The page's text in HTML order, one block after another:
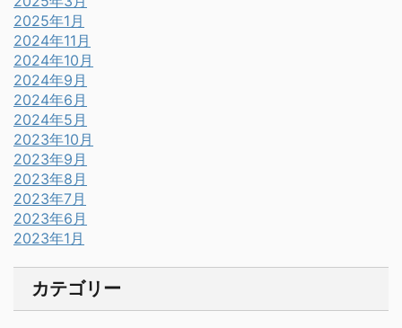
2025年1月
2024年11月
2024年10月
2024年9月
2024年6月
2024年5月
2023年10月
2023年9月
2023年8月
2023年7月
2023年6月
2023年1月
カテゴリー